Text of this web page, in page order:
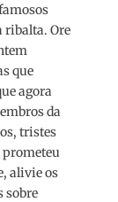
ribalta. Ore
que
agora
da
tristes
prometeu
alivie os
sobre